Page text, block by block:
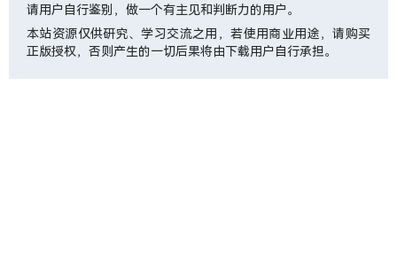
请用户自行鉴别，做一个有主见和判断力的用户。
本站资源仅供研究、学习交流之用，若使用商业用途，请购买
正版授权，否则产生的一切后果将由下载用户自行承担。